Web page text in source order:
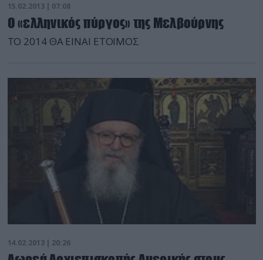
15.02.2013 | 07:08
Ο «ελληνικός πύργος» της Μελβούρνης
ΤΟ 2014 ΘΑ ΕΙΝΑΙ ΕΤΟΙΜΟΣ
14.02.2013 | 20:26